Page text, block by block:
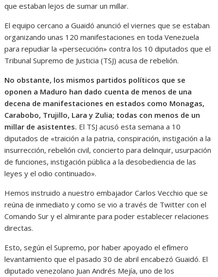
que estaban lejos de sumar un millar.
El equipo cercano a Guaidó anunció el viernes que se estaban
organizando unas 120 manifestaciones en toda Venezuela
para repudiar la «persecución» contra los 10 diputados que el
Tribunal Supremo de Justicia (TSJ) acusa de rebelión.
No obstante, los mismos partidos políticos que se
oponen a Maduro han dado cuenta de menos de una
decena de manifestaciones en estados como Monagas,
Carabobo, Trujillo, Lara y Zulia; todas con menos de un
millar de asistentes. El TSJ acusó esta semana a 10
diputados de «traición a la patria, conspiración, instigación a la
insurrección, rebelión civil, concierto para delinquir, usurpación
de funciones, instigación pública a la desobediencia de las
leyes y el odio continuado».
Hemos instruido a nuestro embajador Carlos Vecchio que se
reúna de inmediato y como se vio a través de Twitter con el
Comando Sur y el almirante para poder establecer relaciones
directas.
Esto, según el Supremo, por haber apoyado el efímero
levantamiento que el pasado 30 de abril encabezó Guaidó. El
diputado venezolano Juan Andrés Mejía, uno de los